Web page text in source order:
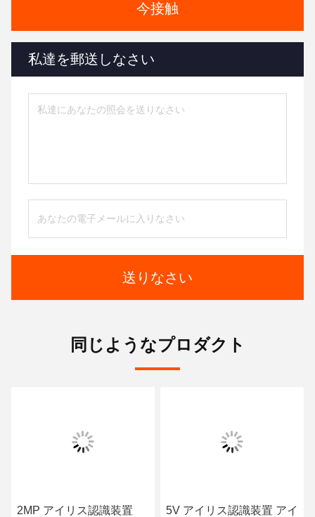
今接触
私達を郵送しなさい
送りなさい
同じようなプロダクト
2MP アイリス認識装置
5V アイリス認識装置 アイ